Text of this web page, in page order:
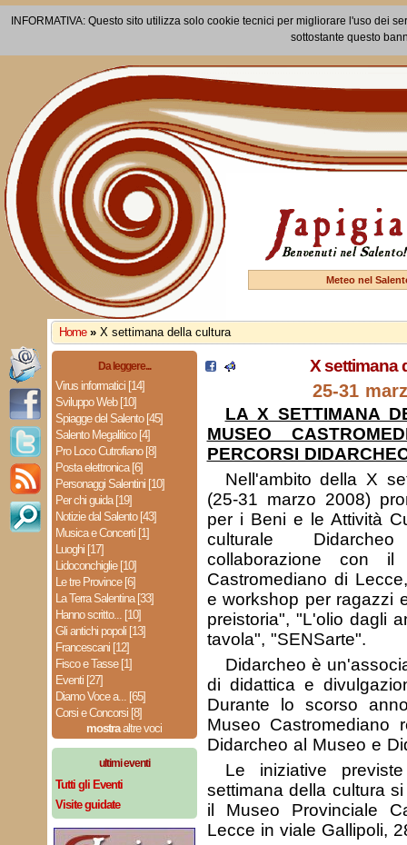
INFORMATIVA: Questo sito utilizza solo cookie tecnici per migliorare l'uso dei
sottostante questo
Meteo nel
Home » X settimana della cultura
Da leggere...
Virus informatici [14]
Sviluppo Web [10]
Spiagge del Salento [45]
Salento Megalitico [4]
Pro Loco Cutrofiano [8]
Posta elettronica [6]
Personaggi Salentini [10]
Per chi guida [19]
Notizie dal Salento [43]
Musica e Concerti [1]
Luoghi [17]
Lidoconchiglie [10]
Le tre Province [6]
La Terra Salentina [33]
Hanno scritto... [10]
Gli antichi popoli [13]
Francescani [12]
Fisco e Tasse [1]
Eventi [27]
Diamo Voce a... [65]
Corsi e Concorsi [8]
mostraaltre voci
ultimi eventi
Tutti gli Eventi
Visite guidate
X settimana
25-31
LA X SETTIMANA
MUSEO
PERCORSI
Nell'ambito della X
(25-31 marzo 2008)
per i Beni e le Attività
culturale
collaborazione con il
Castromediano di
e workshop per ragazzi
preistoria", "L'olio dagli
tavola", "SENSarte".
Didarcheo è
di didattica e
Durante lo scorso
Museo Castromediano
Didarcheo al Museo e
Le iniziative
settimana della cultura
il Museo Provinciale
Lecce in viale Gallipoli,